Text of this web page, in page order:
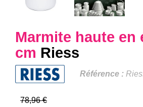
Marmite haute en
cm Riess
Référence :
78,96 €